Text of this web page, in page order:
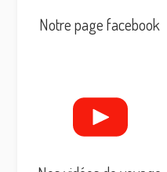
Notre page facebook